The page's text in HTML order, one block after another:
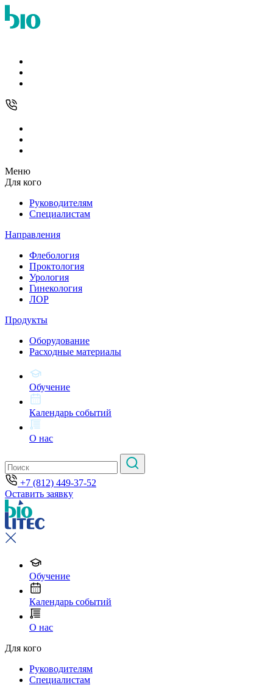
Меню
Для кого
Руководителям
Специалистам
Направления
Флебология
Проктология
Урология
Гинекология
ЛОР
Продукты
Оборудование
Расходные материалы
Обучение
Календарь событий
О нас
+7 (812) 449-37-52
Оставить заявку
Обучение
Календарь событий
О нас
Для кого
Руководителям
Специалистам